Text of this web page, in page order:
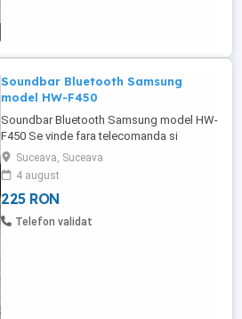
Soundbar Bluetooth Samsung
model HW-F450
Soundbar Bluetooth Samsung model HW-
F450 Se vinde fara telecomanda si
subwoofer Perfect functional. Se vinde cu
proba. La tv SAMSUNG poate fi folosita
telecomanda televizorului Conectivitate:
Bluetooth USB Wi-Fi Dimensiune
soundbar: 90.6 x 4.5 x 7 cm Conectori
Suceava, Suceava
4 august
225 RON
Telefon validat